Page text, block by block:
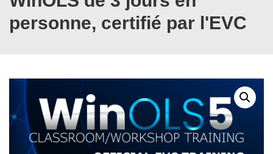
personne, certifié par l'EVC